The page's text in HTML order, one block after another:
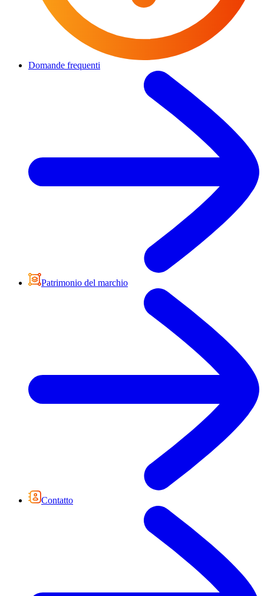
Domande frequenti
Patrimonio del marchio
Contatto